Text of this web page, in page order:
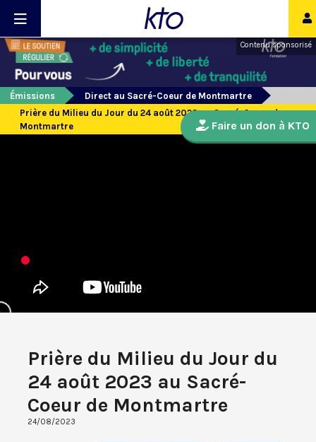
Contenu sponsorisé
Émissions
Direct au Sacré-Coeur de Montmartre
Prière du Milieu du Jour du 24 août 2023 au Sacré-Coeur de
Montmartre
Prière du Milieu du Jour du
24 août 2023 au Sacré-
Coeur de Montmartre
24/08/2023
Faire un don à KTO